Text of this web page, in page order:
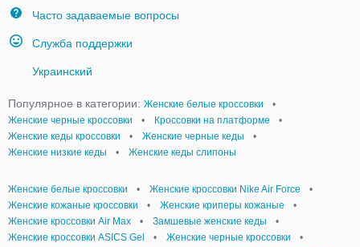
Часто задаваемые вопросы
Служба поддержки
Украинский
Популярное в категории: Женские белые кроссовки
•
Женские черные кроссовки
• Кроссовки на платформе
•
Женские кеды кроссовки
• Женские черные кеды
•
Женские низкие кеды
• Женские кеды слипоны
Женские белые кроссовки • Женские кроссовки Nike Air Force
•
Женские кожаные кроссовки
• Женские криперы кожаные
•
Женские кроссовки Air Max
• Замшевые женские кеды
•
Женские кроссовки ASICS Gel
• Женские черные кроссовки
•